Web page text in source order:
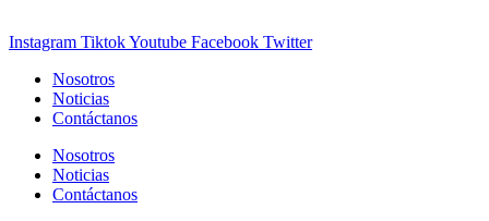
Instagram TiktokYoutube Facebook Twitter
Nosotros
Noticias
Contáctanos
Nosotros
Noticias
Contáctanos